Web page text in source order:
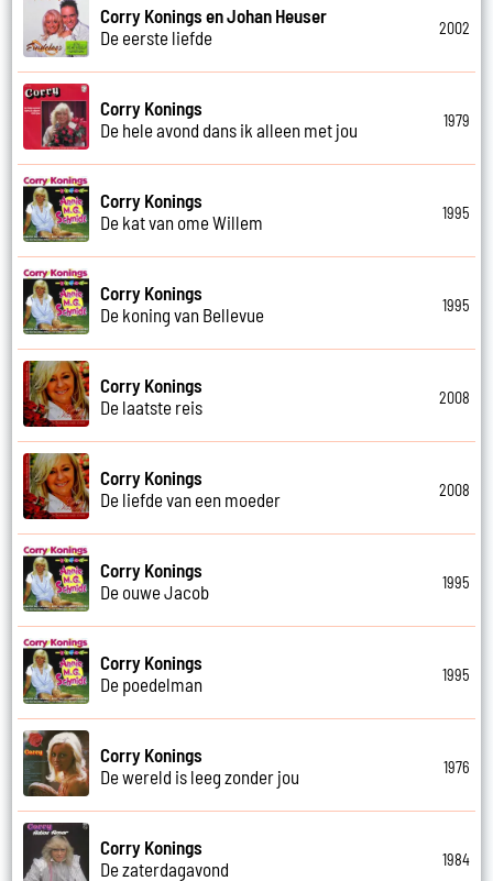
Corry Konings en Johan Heuser
De eerste liefde
2002
Corry Konings
De hele avond dans ik alleen met jou
1979
Corry Konings
De kat van ome Willem
1995
Corry Konings
De koning van Bellevue
1995
Corry Konings
De laatste reis
2008
Corry Konings
De liefde van een moeder
2008
Corry Konings
De ouwe Jacob
1995
Corry Konings
De poedelman
1995
Corry Konings
De wereld is leeg zonder jou
1976
Corry Konings
De zaterdagavond
1984